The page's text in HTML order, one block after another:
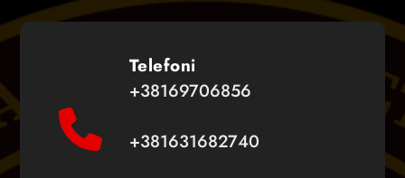
Telefoni
+38169706856
+381631682740